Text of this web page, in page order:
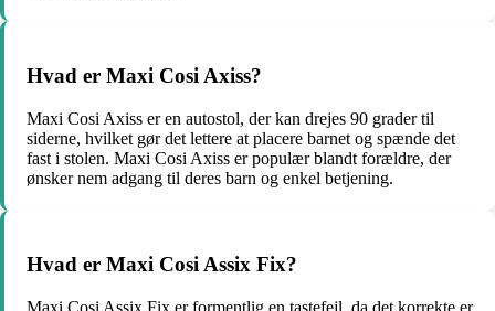
Hvad er Maxi Cosi Axiss?
Maxi Cosi Axiss er en autostol, der kan drejes 90 grader til
siderne, hvilket gør det lettere at placere barnet og spænde det
fast i stolen. Maxi Cosi Axiss er populær blandt forældre, der
ønsker nem adgang til deres barn og enkel betjening.
Hvad er Maxi Cosi Assix Fix?
Maxi Cosi Assix Fix er formentlig en tastefejl, da det korrekte er